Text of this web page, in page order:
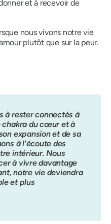
et à recevoir de
nous vivons notre vie
plutôt que sur la peur.
à rester connectés à
chakra du cœur et à
expansion et de sa
à l'écoute des
intérieur. Nous
à vivre davantage
notre vie deviendra
et plus